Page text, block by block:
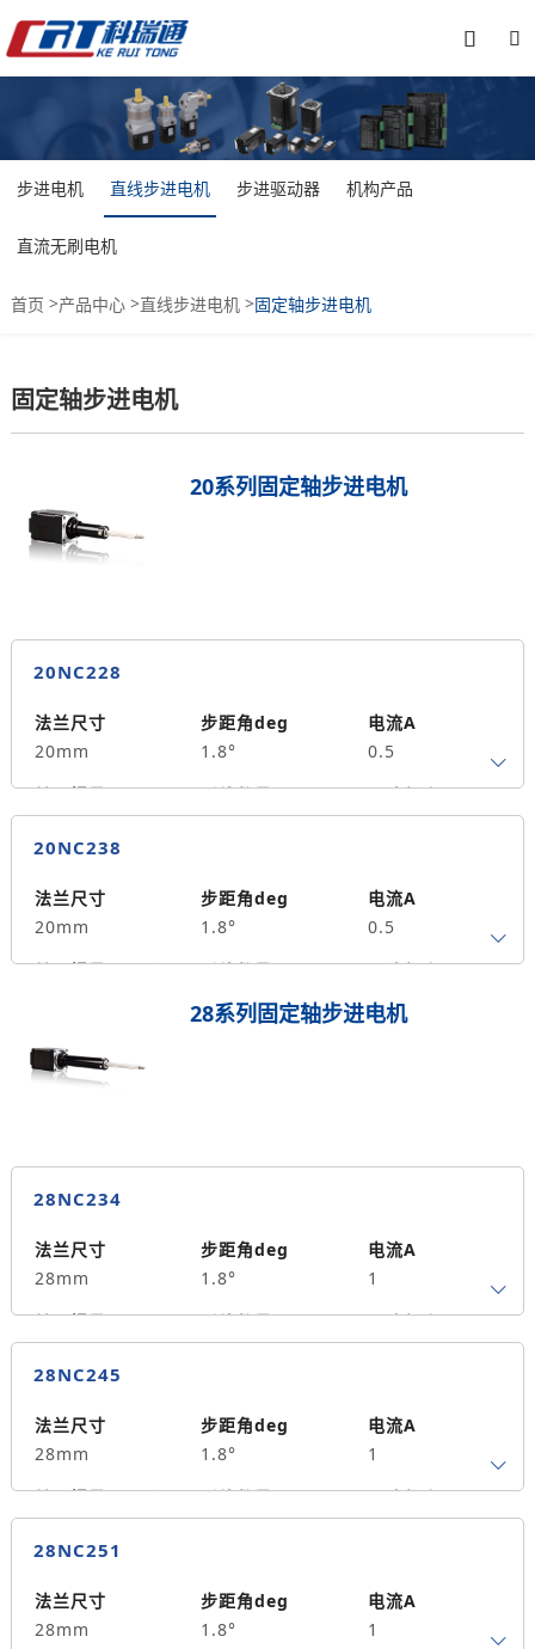


步进电机 直线步进电机 步进驱动器 机构产品
直流无刷电机
首页 >产品中心>直线步进电机>固定轴步进电机
固定轴步进电机
20系列固定轴步进电机
20NC228
法兰尺寸
20mm
步距角deg
1.8°
电流A
0.5
转子惯量g.cm²
4
引线数量
28
马达长度mm
0.015
2
20NC238
法兰尺寸
20mm
步距角deg
1.8°
电流A
0.5
转子惯量g.cm²
引线数量
38
马达长度mm
0.03
保持力矩N.m
3.6
28系列固定轴步进电机
28NC234
法兰尺寸
28mm
步距角deg
1.8°
电流A
1
转子惯量g.cm²
4
引线数量
34
马达长度mm
0.06
9
28NC245
法兰尺寸
28mm
步距角deg
1.8°
电流A
1
转子惯量g.cm²
4
引线数量
45
马达长度mm
0.12
14
28NC251
法兰尺寸
28mm
步距角deg
1.8°
电流A
1